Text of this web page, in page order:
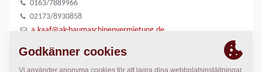
0163/7889966
02173/8930858
a.kaaf@ak-baumaschinenvermietung.de
www.ak-baumaschinenvermietung.de